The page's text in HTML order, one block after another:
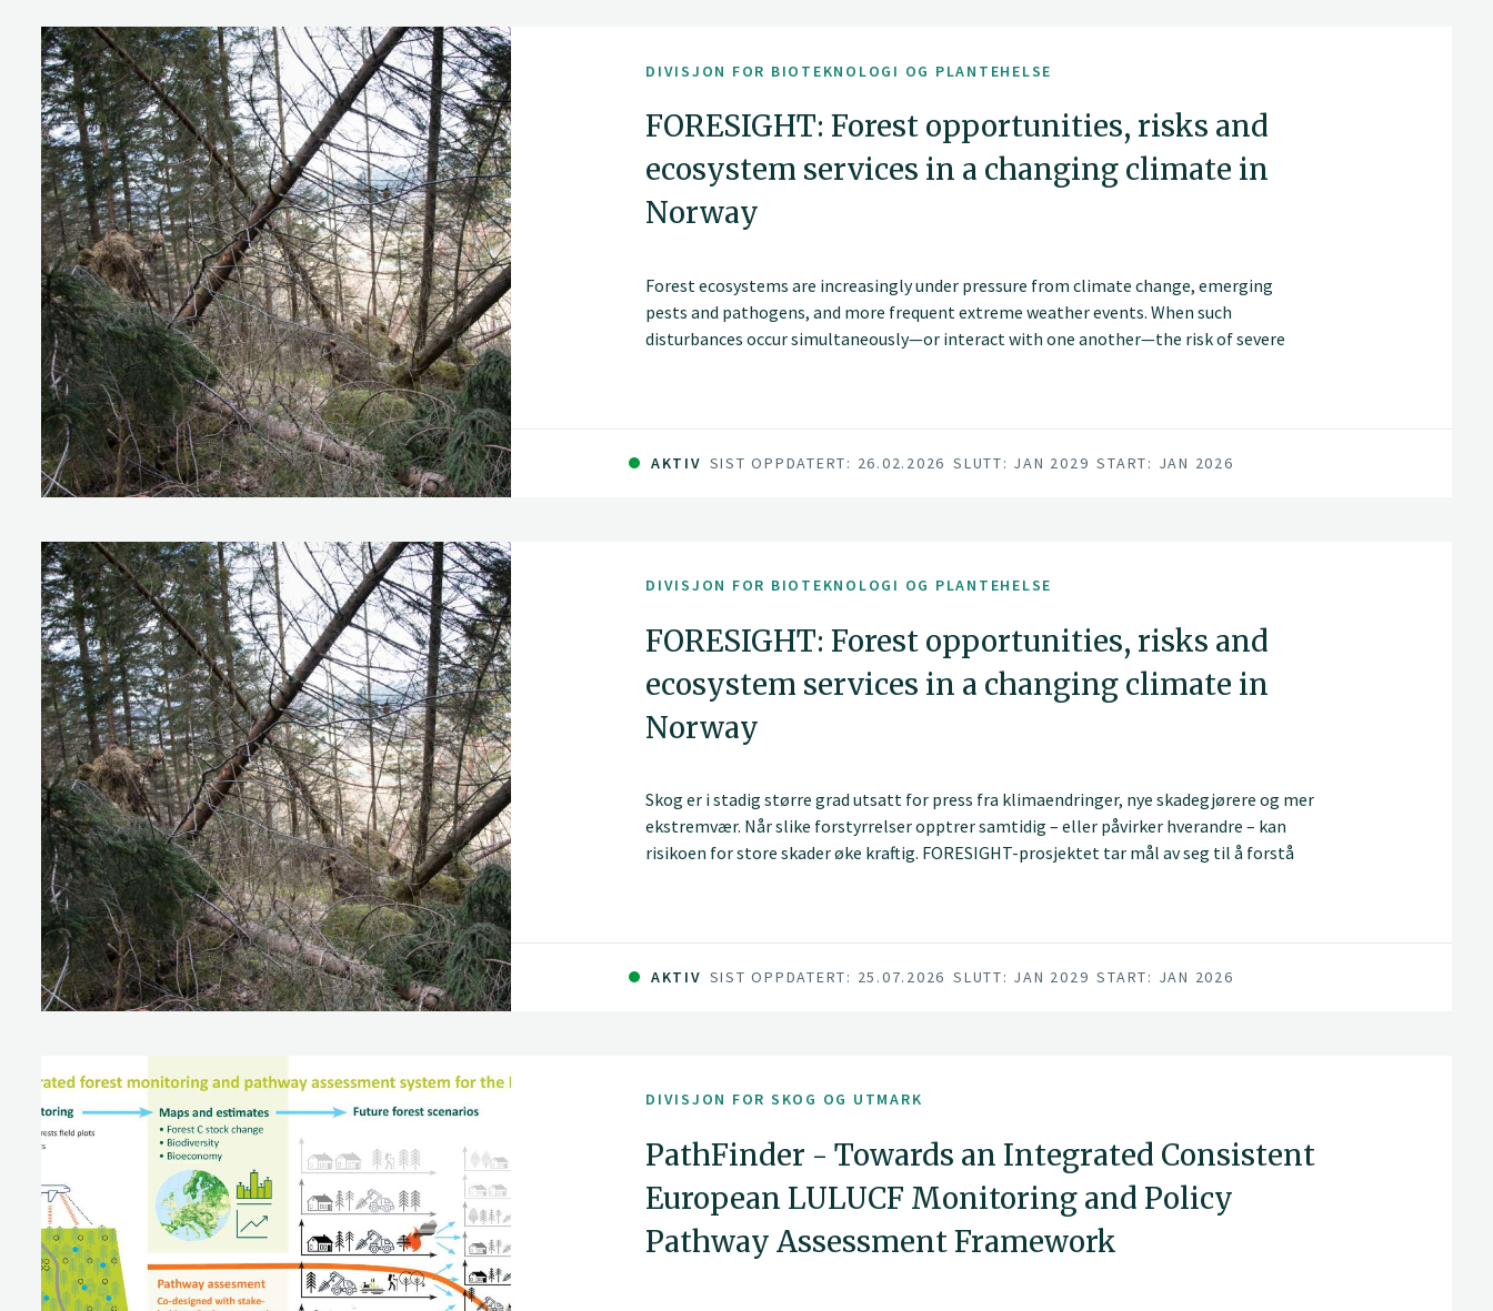
DIVISJON FOR BIOTEKNOLOGI OG PLANTEHELSE
FORESIGHT: Forest opportunities, risks and
ecosystem services in a changing climate in
Norway
Forest ecosystems are increasingly under pressure from climate change, emerging
pests and pathogens, and more frequent extreme weather events. When such
disturbances occur simultaneously—or interact with one another—the risk of severe
AKTIV SIST OPPDATERT: 26.02.2026 SLUTT: JAN 2029 START: JAN 2026
DIVISJON FOR BIOTEKNOLOGI OG PLANTEHELSE
FORESIGHT: Forest opportunities, risks and
ecosystem services in a changing climate in
Norway
Skog er i stadig større grad utsatt for press fra klimaendringer, nye skadegjørere og mer
ekstremvær. Når slike forstyrrelser opptrer samtidig – eller påvirker hverandre – kan
risikoen for store skader øke kraftig. FORESIGHT-prosjektet tar mål av seg til å forstå
AKTIV SIST OPPDATERT: 25.07.2026 SLUTT: JAN 2029 START: JAN 2026
DIVISJON FOR SKOG OG UTMARK
PathFinder - Towards an Integrated Consistent
European LULUCF Monitoring and Policy
Pathway Assessment Framework